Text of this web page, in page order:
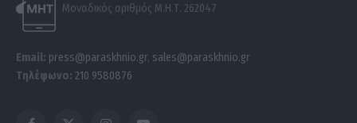
Μοναδικός αριθμός Μ.Η.Τ. 262047
Email: press@paraskhnio.gr, sales@paraskhnio.gr
Τηλέφωνο: 210 9580876